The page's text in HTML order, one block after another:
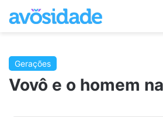
Gerações
Vovô e o homem